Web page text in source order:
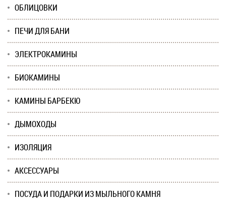
ОБЛИЦОВКИ
ПЕЧИ ДЛЯ БАНИ
ЭЛЕКТРОКАМИНЫ
БИОКАМИНЫ
КАМИНЫ БАРБЕКЮ
ДЫМОХОДЫ
ИЗОЛЯЦИЯ
АКСЕССУАРЫ
ПОСУДА И ПОДАРКИ ИЗ МЫЛЬНОГО КАМНЯ